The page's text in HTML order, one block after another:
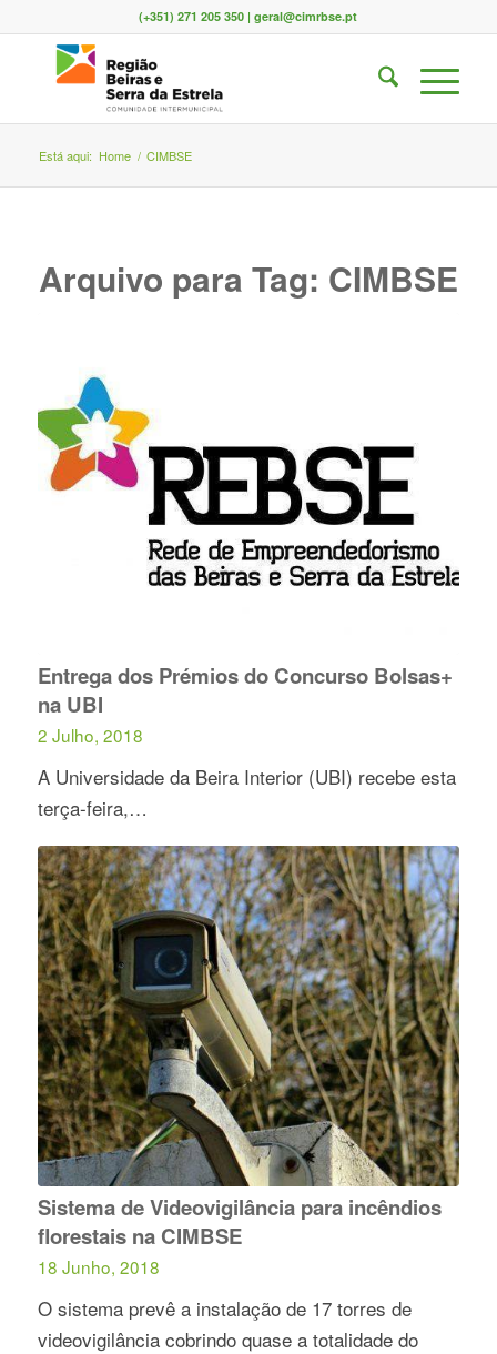
(+351) 271 205 350 | geral@cimrbse.pt
Está aqui: Home / CIMBSE
Arquivo para Tag: CIMBSE
Entrega dos Prémios do Concurso Bolsas+
na UBI
2 Julho, 2018
A Universidade da Beira Interior (UBI) recebe esta
terça-feira,…
Sistema de Videovigilância para incêndios
florestais na CIMBSE
18 Junho, 2018
O sistema prevê a instalação de 17 torres de
videovigilância cobrindo quase a totalidade do